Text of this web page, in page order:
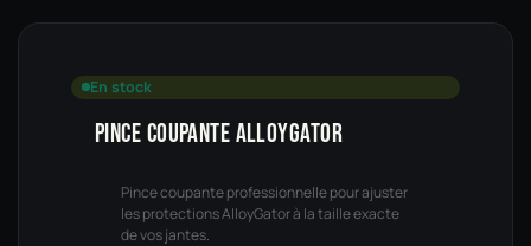
En stock
PINCE COUPANTE ALLOYGATOR
Pince coupante professionnelle pour ajuster
les protections AlloyGator à la taille exacte
de vos jantes.